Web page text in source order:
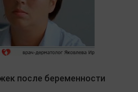
после беременности